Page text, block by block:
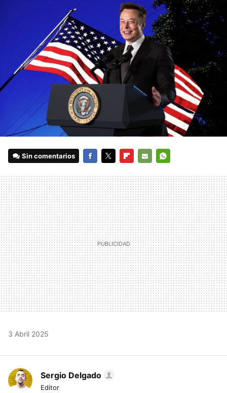
Sin comentarios
MAIL
3 Abril 2025
Sergio Delgado
Editor